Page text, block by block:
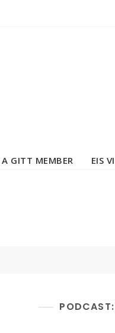
GITT MEMBER EIS